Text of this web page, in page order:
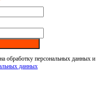
на обработку персональных данных и
данных